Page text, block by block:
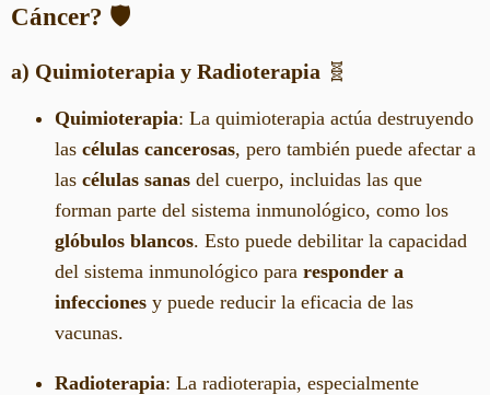
Cáncer? 🛡️
a) Quimioterapia y Radioterapia 🧬
Quimioterapia: La quimioterapia actúa destruyendo
las células cancerosas, pero también puede afectar a
las células sanas del cuerpo, incluidas las que
forman parte del sistema inmunológico, como los
glóbulos blancos. Esto puede debilitar la capacidad
del sistema inmunológico para responder a
infecciones y puede reducir la eficacia de las
vacunas.
Radioterapia: La radioterapia, especialmente